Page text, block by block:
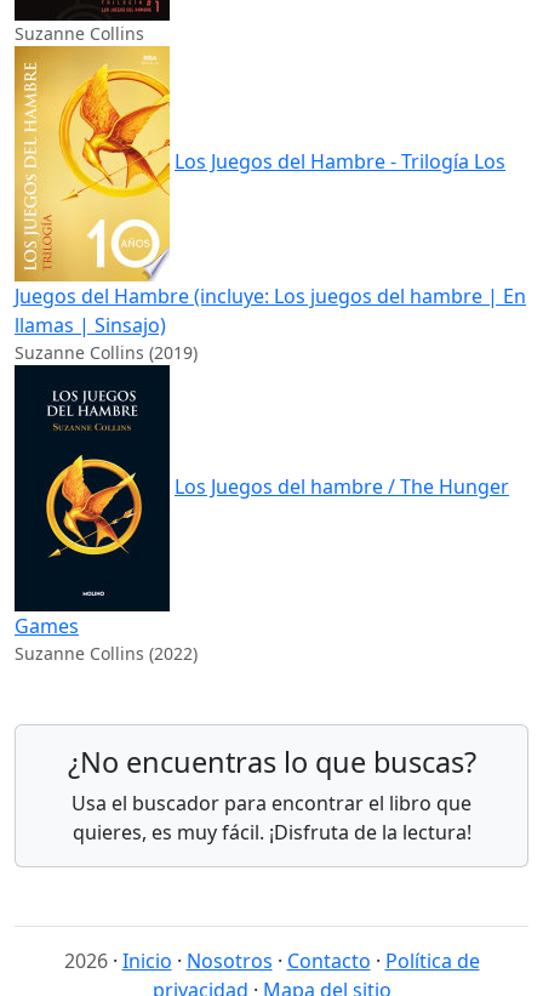
Suzanne Collins
Los Juegos del Hambre - Trilogía Los
Juegos del Hambre (incluye: Los juegos del hambre | En
llamas | Sinsajo)
Suzanne Collins (2019)
Los Juegos del hambre / The Hunger
Games
Suzanne Collins (2022)
¿No encuentras lo que buscas?
Usa el buscador para encontrar el libro que
quieres, es muy fácil. ¡Disfruta de la lectura!
2026· Inicio · Nosotros · Contacto · Política de
privacidad · Mapa del sitio